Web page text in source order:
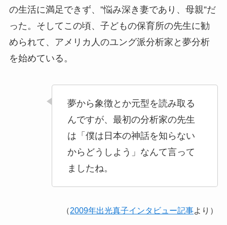
の生活に満足できず、”悩み深き妻であり、母親”だ
った。そしてこの頃、子どもの保育所の先生に勧
められて、アメリカ人のユング派分析家と夢分析
を始めている。
夢から象徴とか元型を読み取る
んですが、最初の分析家の先生
は「僕は日本の神話を知らない
からどうしよう」なんて言って
ましたね。
（2009年出光真子インタビュー記事より）